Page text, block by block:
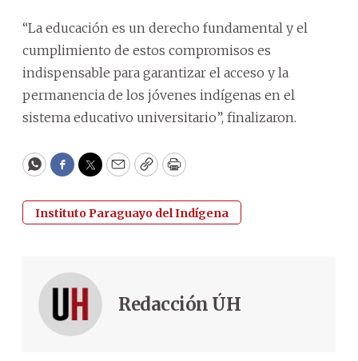
“La educación es un derecho fundamental y el
cumplimiento de estos compromisos es
indispensable para garantizar el acceso y la
permanencia de los jóvenes indígenas en el
sistema educativo universitario”, finalizaron.
WhatsApp
Facebook
Twitter
EmailCopyPrint
Instituto Paraguayo del Indígena
Redacción ÚH